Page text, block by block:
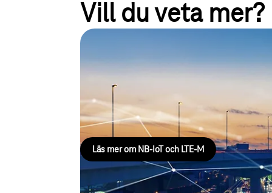
Vill du veta mer?
Narrowband-IoT och LTE-
När energiförbrukning, inomhustäckning,
är avgörande faktorer i IoT-projekt är NB-IoT och
mobilstandarderna för trådlös uppkoppling. Läs
Läs mer om NB-IoT och LTE-M